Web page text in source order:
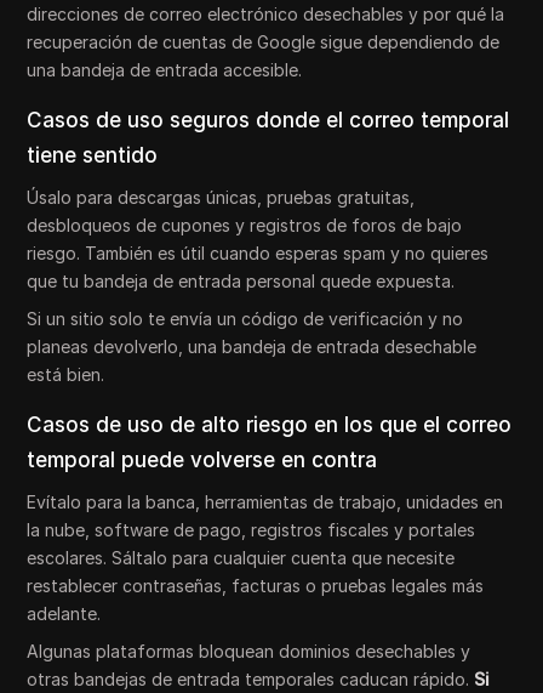
direcciones de correo electrónico desechables y por qué la
recuperación de cuentas de Google sigue dependiendo de
una bandeja de entrada accesible.
Casos de uso seguros donde el correo temporal
tiene sentido
Úsalo para descargas únicas, pruebas gratuitas,
desbloqueos de cupones y registros de foros de bajo
riesgo. También es útil cuando esperas spam y no quieres
que tu bandeja de entrada personal quede expuesta.
Si un sitio solo te envía un código de verificación y no
planeas devolverlo, una bandeja de entrada desechable
está bien.
Casos de uso de alto riesgo en los que el correo
temporal puede volverse en contra
Evítalo para la banca, herramientas de trabajo, unidades en
la nube, software de pago, registros fiscales y portales
escolares. Sáltalo para cualquier cuenta que necesite
restablecer contraseñas, facturas o pruebas legales más
adelante.
Algunas plataformas bloquean dominios desechables y
otras bandejas de entrada temporales caducan rápido. Si